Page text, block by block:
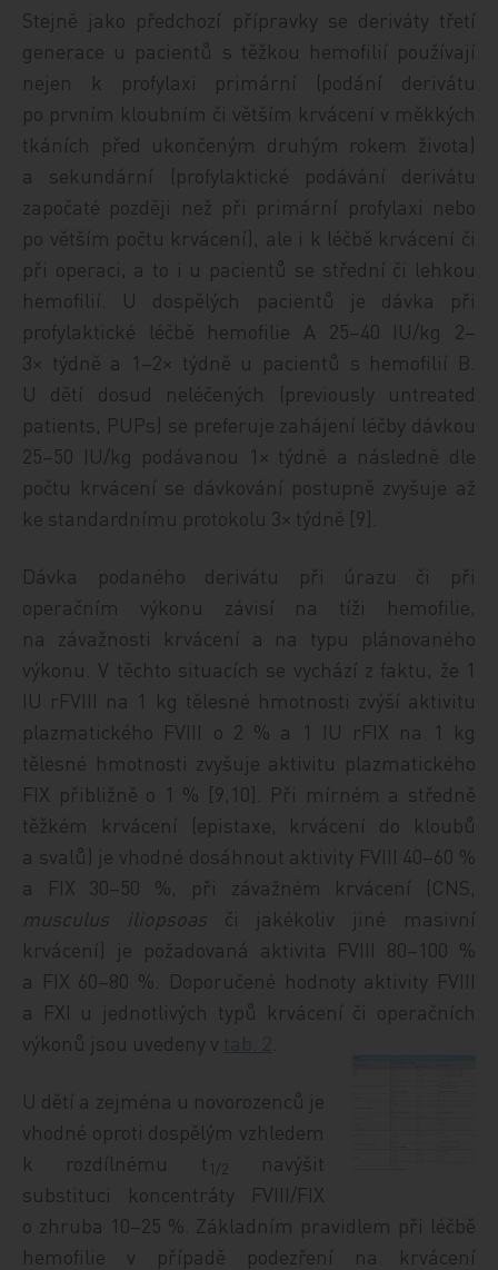
Stejně jako předchozí přípravky se deriváty třetí
generace u pacientů s těžkou hemofilií používají
nejen k profylaxi primární (podání derivátu
po prvním kloubním či větším krvácení v měkkých
tkáních před ukončeným druhým rokem života)
a sekundární (profylaktické podávání derivátu
započaté později než při primární profylaxi nebo
po větším počtu krvácení), ale i k léčbě krvácení či
při operaci, a to i u pacientů se střední či lehkou
hemofilií. U dospělých pacientů je dávka při
profylaktické léčbě hemofilie A 25–40 IU/kg 2–
3× týdně a 1–2× týdně u pacientů s hemofilií B.
U dětí dosud neléčených (previously untreated
patients, PUPs) se preferuje zahájení léčby dávkou
25–50 IU/kg podávanou 1× týdně a následně dle
počtu krvácení se dávkování postupně zvyšuje až
ke standardnímu protokolu 3× týdně [9].
Dávka podaného derivátu při úrazu či při
operačním výkonu závisí na tíži hemofilie,
na závažnosti krvácení a na typu plánovaného
výkonu. V těchto situacích se vychází z faktu, že 1
IU rFVIII na 1 kg tělesné hmotnosti zvýší aktivitu
plazmatického FVIII o 2 % a 1 IU rFIX na 1 kg
tělesné hmotnosti zvyšuje aktivitu plazmatického
FIX přibližně o 1 % [9,10]. Při mírném a středně
těžkém krvácení (epistaxe, krvácení do kloubů
a svalů) je vhodné dosáhnout aktivity FVIII 40–60 %
a FIX 30–50 %, při závažném krvá­cení (CNS,
musculus iliopsoas či jakékoliv jiné masivní
krvácení) je požadovaná aktivita FVIII 80–100 %
a FIX 60–80 %. Doporučené hodnoty aktivity FVIII
a FXI u jednotlivých typů krvácení či operačních
výkonů jsou uvedeny v
U dětí a zejména u novorozenců je
vhodné oproti dospělým vzhledem
k rozdílnému t 1/2
navýšit
substituci koncentráty FVIII/FIX
o zhruba 10–25 %. Základním pravidlem při léčbě
hemofilie v případě podezření na krvácení